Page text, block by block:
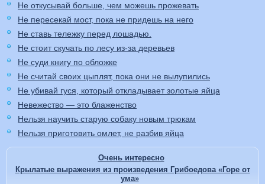
Не откусывай больше, чем можешь прожевать
Не пересекай мост, пока не придешь на него
Не ставь тележку перед лошадью.
Не стоит скучать по лесу из-за деревьев
Не суди книгу по обложке
Не считай своих цыплят, пока они не вылупились
Не убивай гуся, который откладывает золотые яйца
Невежество — это блаженство
Нельзя научить старую собаку новым трюкам
Нельзя приготовить омлет, не разбив яйца
Очень интересно
Крылатые выражения из произведения Грибоедова «Горе от
ума»